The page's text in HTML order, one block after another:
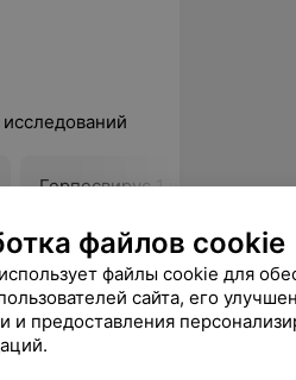
Герпесвирус 1 и 2 типов,
эпителиальных клеток
конъюнктивы
22,51 руб.
и безболезненно. Спасибо вам! Еще
файлов cookie
файлы cookie для
сайта, его
и предоставления